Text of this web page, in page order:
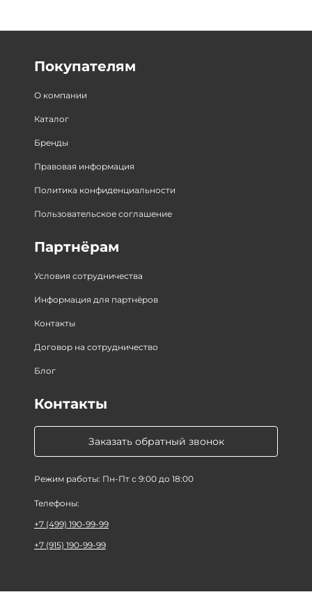
Покупателям
О компании
Каталог
Бренды
Правовая информация
Политика конфиденциальности
Пользовательское соглашение
Партнёрам
Условия сотрудничества
Информация для партнёров
Контакты
Договор на сотрудничество
Блог
Заказать обратный звонок
Режим работы: Пн-Пт с 9:00 до 18:00
Контакты
Телефоны:
+7 (499) 190-99-99
+7 (915) 190-99-99